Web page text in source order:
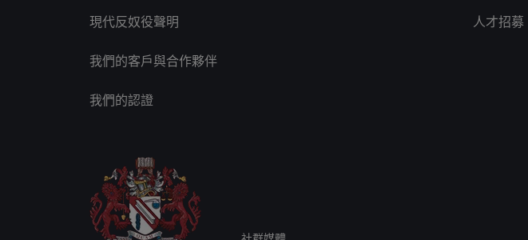
現代反奴役聲明
我們的客戶與合作夥伴
我們的認證
人才招募